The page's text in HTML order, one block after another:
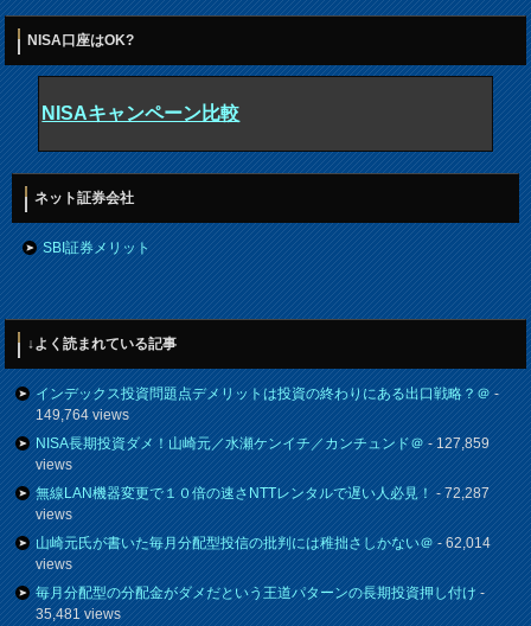
NISA口座はOK?
NISAキャンペーン比較
ネット証券会社
SBI証券メリット
↓よく読まれている記事
インデックス投資問題点デメリットは投資の終わりにある出口戦略？＠-
149,764 views
NISA長期投資ダメ！山崎元／水瀬ケンイチ／カンチュンド＠- 127,859
views
無線LAN機器変更で１０倍の速さNTTレンタルで遅い人必見！- 72,287
views
山崎元氏が書いた毎月分配型投信の批判には稚拙さしかない＠- 62,014
views
毎月分配型の分配金がダメだという王道パターンの長期投資押し付け-
35,481 views